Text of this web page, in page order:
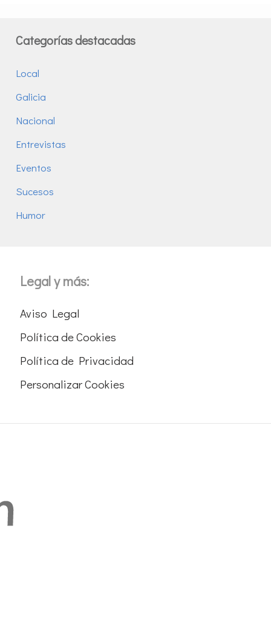
Categorías destacadas
Local
Galicia
Nacional
Entrevistas
Eventos
Sucesos
Humor
Legal y más:
Aviso Legal
Política de Cookies
Política de Privacidad
Personalizar Cookies